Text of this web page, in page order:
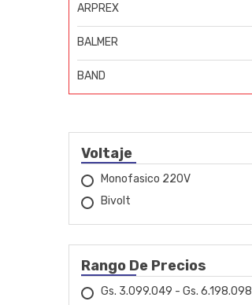
ARPREX
BALMER
BAND
BOVENAU
CARBOGRAFITE
CESTARI
CHICAGO
Voltaje
Monofasico 220V
Bivolt
Rango De Precios
Gs. 3.099.049 - Gs. 6.198.098